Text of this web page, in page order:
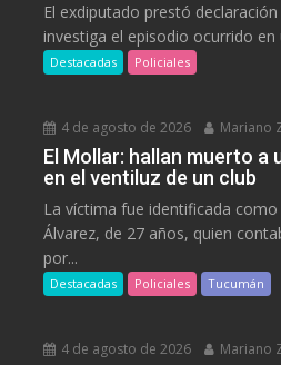
El exdiputado prestó
investiga el episodio ocurrido
Destacadas Policiales
4 de agosto de 2026 Mariano
El Mollar: hallan muerto a
en el ventiluz de un club
La víctima fue identificada
Álvarez, de 27 años, quien
por...
Destacadas Policiales Tucumán
4 de agosto de 2026 Mariano